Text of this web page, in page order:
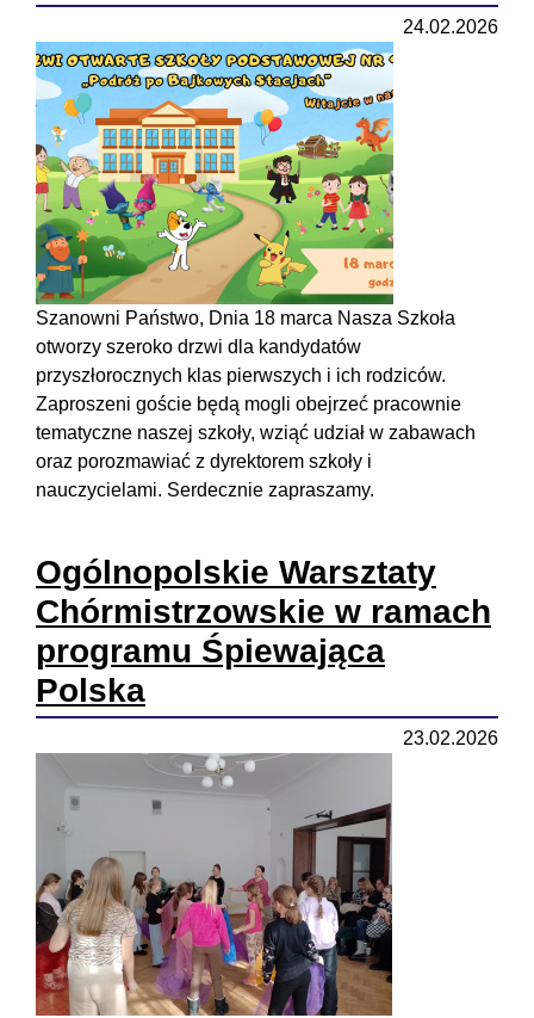
24.02.2026
Szanowni Państwo, Dnia 18 marca Nasza Szkoła
otworzy szeroko drzwi dla kandydatów
przyszłorocznych klas pierwszych i ich rodziców.
Zaproszeni goście będą mogli obejrzeć pracownie
tematyczne naszej szkoły, wziąć udział w zabawach
oraz porozmawiać z dyrektorem szkoły i
nauczycielami. Serdecznie zapraszamy.
Ogólnopolskie Warsztaty
Chórmistrzowskie w ramach
programu Śpiewająca
Polska
23.02.2026